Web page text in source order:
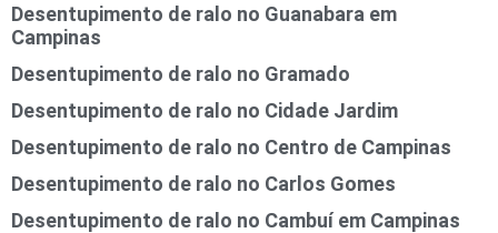
Desentupimento de ralo no Guanabara em
Campinas
Desentupimento de ralo no Gramado
Desentupimento de ralo no Cidade Jardim
Desentupimento de ralo no Centro de Campinas
Desentupimento de ralo no Carlos Gomes
Desentupimento de ralo no Cambuí em Campinas